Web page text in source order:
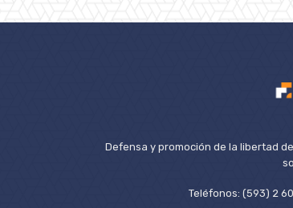
Defensa y promoción de la libertad
Teléfonos: (593) 2